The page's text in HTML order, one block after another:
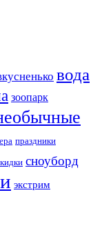
вода
зоопарк
праздники
сноуборд
экстрим